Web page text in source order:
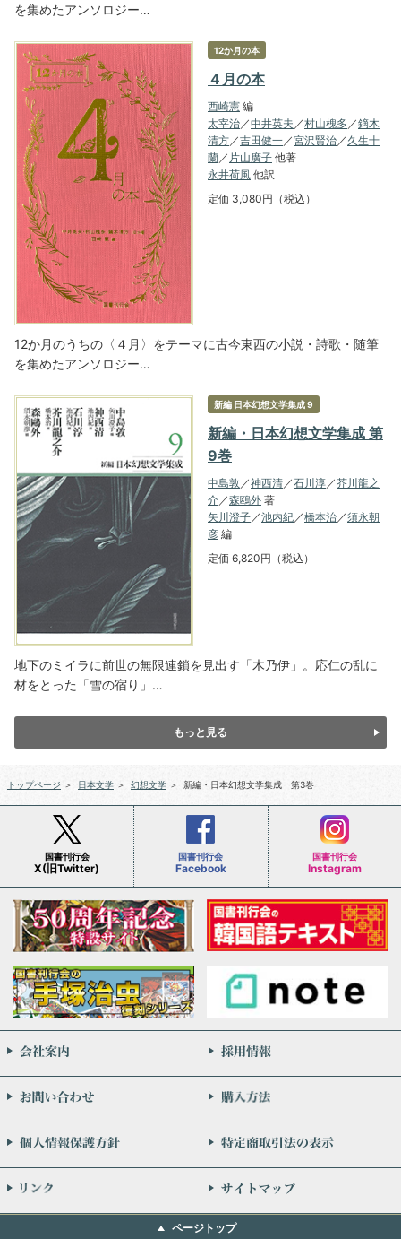
を集めたアンソロジー…
12か月の本
４月の本
西崎憲 編
太宰治 ／中井英夫 ／村山槐多 ／鏑木
清方 ／吉田健一 ／宮沢賢治 ／ 久生十
蘭 ／ 片山廣子 他著
永井荷風 他訳
定価 3,080円（税込）
12か月のうちの〈４月〉をテーマに古今東西の小説・詩歌・随筆
を集めたアンソロジー…
新編 日本幻想文学集成 9
新編・日本幻想文学集成 第
9巻
中島敦／神西清／石川淳／芥川龍之
介／森鴎外 著
矢川澄子／池内紀／橋本治／須永朝
彦 編
定価 6,820円（税込）
地下のミイラに前世の無限連鎖を見出す「木乃伊」。応仁の乱に
材をとった「雪の宿り」…
もっと見る
トップページ ＞ 日本文学 ＞ 幻想文学 ＞ 新編・日本幻想文学集成 第3巻
国書刊行会
X(旧Twitter)
国書刊行会
Facebook
国書刊行会
Instagram
会社案内
お問い合わせ
個人情報保護方針
リンク
ページトップ